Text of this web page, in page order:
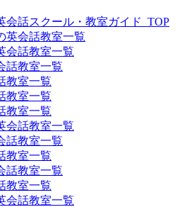
会話スクール・教室ガイド_TOP
英会話教室一覧
会話教室一覧
話教室一覧
教室一覧
教室一覧
教室一覧
会話教室一覧
話教室一覧
教室一覧
話教室一覧
教室一覧
会話教室一覧